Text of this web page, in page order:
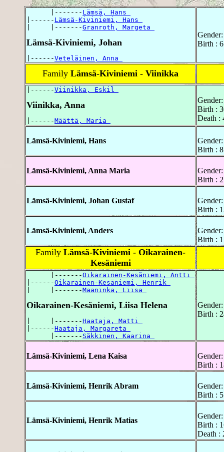
      |-------
Lämsä, Hans
|------ Lämsä-Kiviniemi, Hans
|     |-------Granroth, Margeta
Lämsä-Kiviniemi, Johan
|------Veteläinen, Anna
Birth :
Family Lämsä-Kiviniemi - Viinikka
|------Viinikka, Eskil
Viinikka, Anna
|------Määttä, Maria
Birth :
Death :
Lämsä-Kiviniemi, Hans
Birth :
Lämsä-Kiviniemi, Anna Maria
Birth :
Lämsä-Kiviniemi, Johan Gustaf
Birth :
Lämsä-Kiviniemi, Anders
Birth :
Family Lämsä-Kiviniemi - Oikarainen-
Kesäniemi
      |-------
Oikarainen-Kesäniemi, Antti
|------Oikarainen-Kesäniemi, Henrik
|     |-------Maaninka, Liisa
Oikarainen-Kesäniemi, Liisa Helena
|     |-------Haataja, Matti
|------Haataja, Margareta
      |-------
Säkkinen, Kaarina
Birth :
Lämsä-Kiviniemi, Lena Kaisa
Birth :
Lämsä-Kiviniemi, Henrik Abram
Birth :
Lämsä-Kiviniemi, Henrik Matias
Birth :
Death :